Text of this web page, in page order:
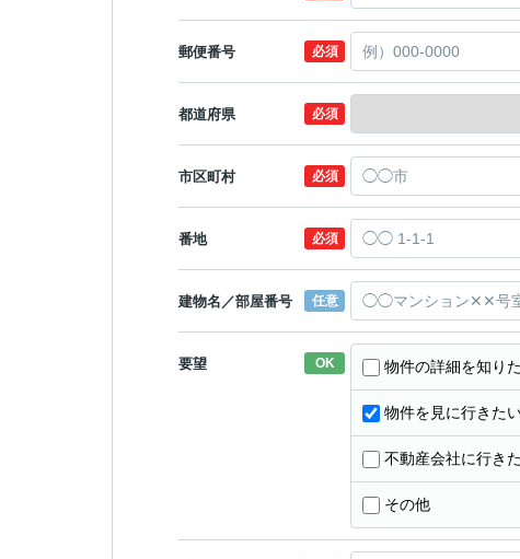
郵便番号 必須
都道府県 必須
市区町村 必須
番地 必須
建物名／部屋番号 任意
要望 OK 物件の詳細を知り
物件を見に行きた
不動産会社に行き
その他